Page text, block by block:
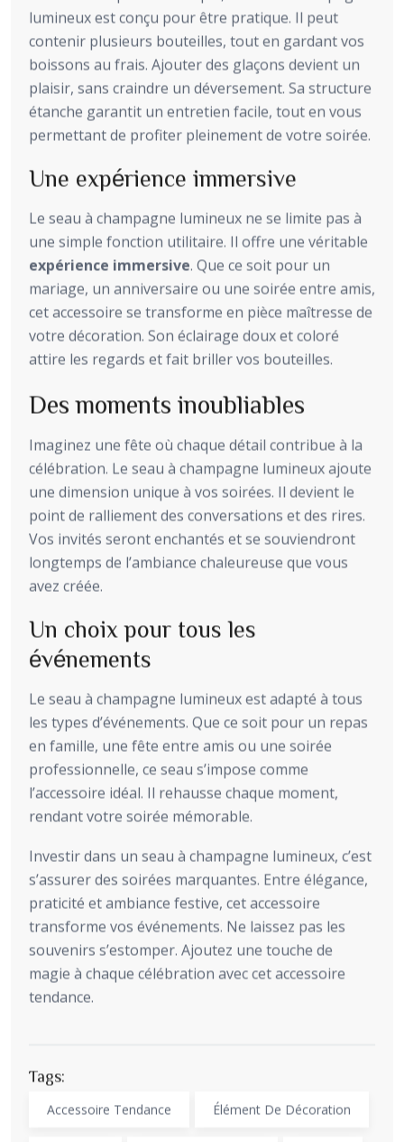
lumineux est conçu pour être pratique. Il peut
contenir plusieurs bouteilles, tout en gardant vos
boissons au frais. Ajouter des glaçons devient un
plaisir, sans craindre un déversement. Sa structure
étanche garantit un entretien facile, tout en vous
permettant de profiter pleinement de votre soirée.
Une expérience immersive
Le seau à champagne lumineux ne se limite pas à
une simple fonction utilitaire. Il offre une véritable
expérience immersive. Que ce soit pour un
mariage, un anniversaire ou une soirée entre amis,
cet accessoire se transforme en pièce maîtresse de
votre décoration. Son éclairage doux et coloré
attire les regards et fait briller vos bouteilles.
Des moments inoubliables
Imaginez une fête où chaque détail contribue à la
célébration. Le seau à champagne lumineux ajoute
une dimension unique à vos soirées. Il devient le
point de ralliement des conversations et des rires.
Vos invités seront enchantés et se souviendront
longtemps de l’ambiance chaleureuse que vous
avez créée.
Un choix pour tous les
événements
Le seau à champagne lumineux est adapté à tous
les types d’événements. Que ce soit pour un repas
en famille, une fête entre amis ou une soirée
professionnelle, ce seau s’impose comme
l’accessoire idéal. Il rehausse chaque moment,
rendant votre soirée mémorable.
Investir dans un seau à champagne lumineux, c’est
s’assurer des soirées marquantes. Entre élégance,
praticité et ambiance festive, cet accessoire
transforme vos événements. Ne laissez pas les
souvenirs s’estomper. Ajoutez une touche de
magie à chaque célébration avec cet accessoire
tendance.
Tags:
Accessoire Tendance Élément De Décoration